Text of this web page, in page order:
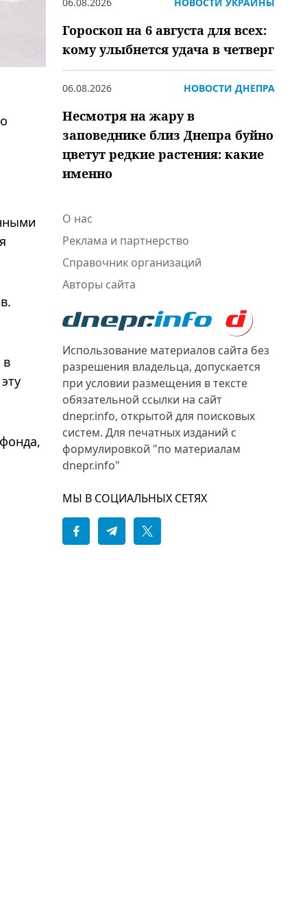
в
Гороскоп на 6 августа для всех:
кому улыбнется удача в четверг
06.08.2026 НОВОСТИ ДНЕПРА
Несмотря на жару в
заповеднике близ Днепра буйно
цветут редкие растения: какие
именно
О нас
Реклама и партнерство
Справочник организаций
Авторы сайта
Использование материалов сайта без
разрешения владельца, допускается
при условии размещения в тексте
обязательной ссылки на сайт
dnepr.info, открытой для поисковых
систем. Для печатных изданий с
формулировкой "по материалам
dnepr.info"
МЫ В СОЦИАЛЬНЫХ СЕТЯХ